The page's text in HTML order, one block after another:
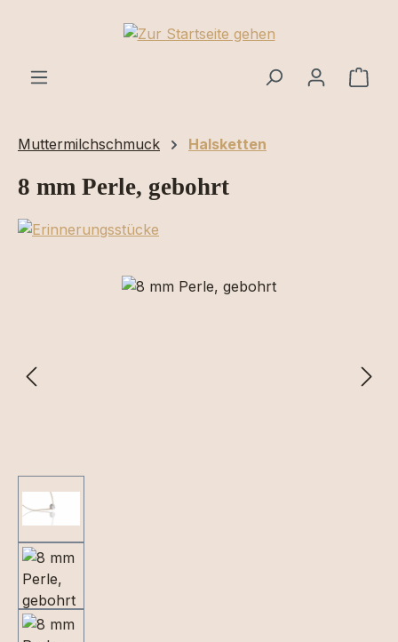
Zum Hauptinhalt springen
Muttermilchschmuck Halsketten
8 mm Perle, gebohrt
Bildergalerie überspringen